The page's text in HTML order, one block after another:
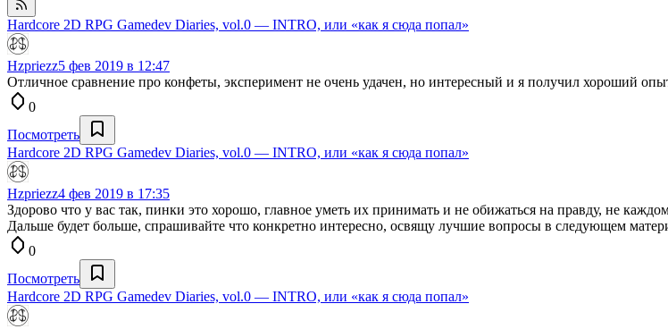
Hardcore 2D RPG Gamedev Diaries, vol.0 — INTRO, или «как я сюда попал»
Hzpriezz5 фев 2019 в 12:47
Отличное сравнение про конфеты, эксперимент не очень удачен, но интересный и я получил хороший
0
Посмотреть
Hardcore 2D RPG Gamedev Diaries, vol.0 — INTRO, или «как я сюда попал»
Hzpriezz4 фев 2019 в 17:35
Здорово что у вас так, пинки это хорошо, главное уметь их принимать и не обижаться на правду, не
Дальше будет больше, спрашивайте что конкретно интересно, освящу лучшие вопросы в следующем
0
Посмотреть
Hardcore 2D RPG Gamedev Diaries, vol.0 — INTRO, или «как я сюда попал»